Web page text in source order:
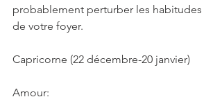
probablement perturber les habitudes
de votre foyer.
Capricorne (22 décembre-20 janvier)
Amour: